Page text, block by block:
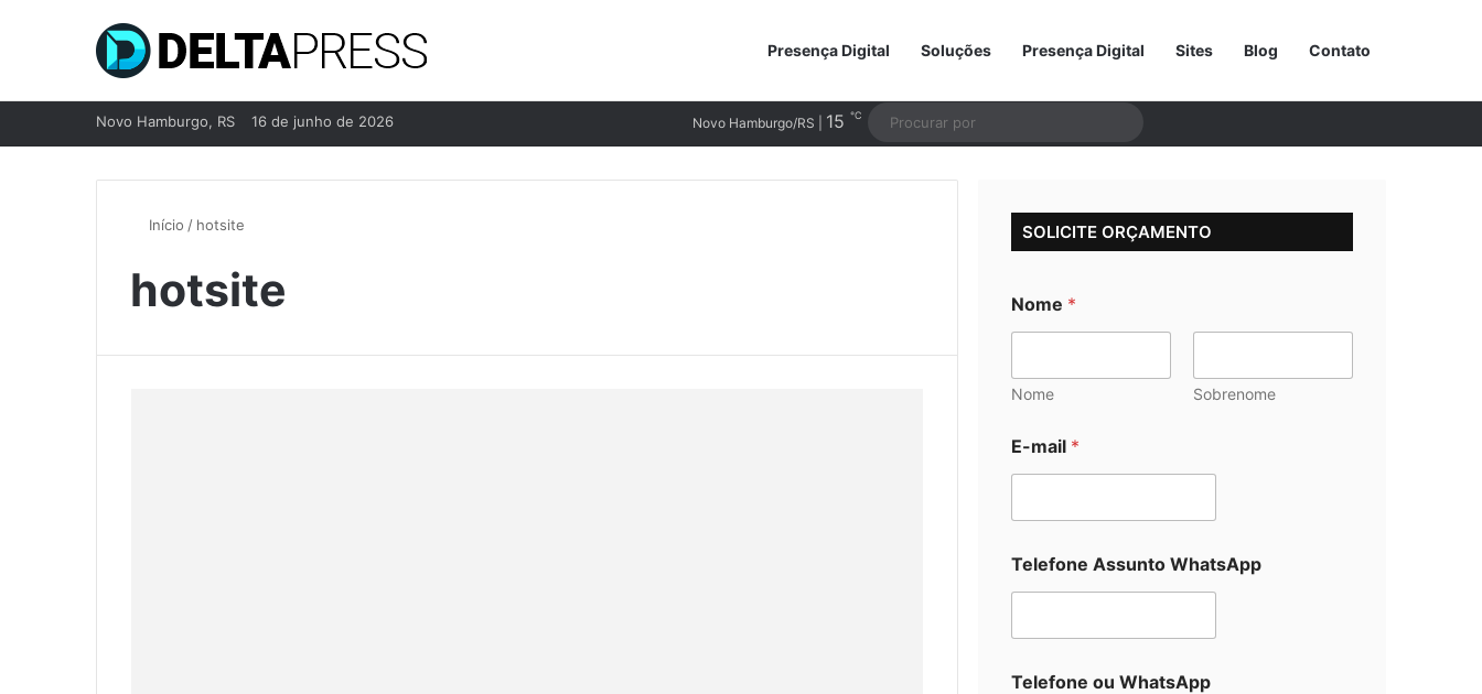
Presença Digital Soluções Presença Digital Sites Blog Contato
Novo Hamburgo, RS 16 de junho de 2026 Novo Hamburgo/RS | 15 ℃
Início / hotsite
hotsite
SOLICITE ORÇAMENTO
Nome *
Nome Sobrenome
E-mail *
Telefone Assunto WhatsApp
Telefone ou WhatsApp